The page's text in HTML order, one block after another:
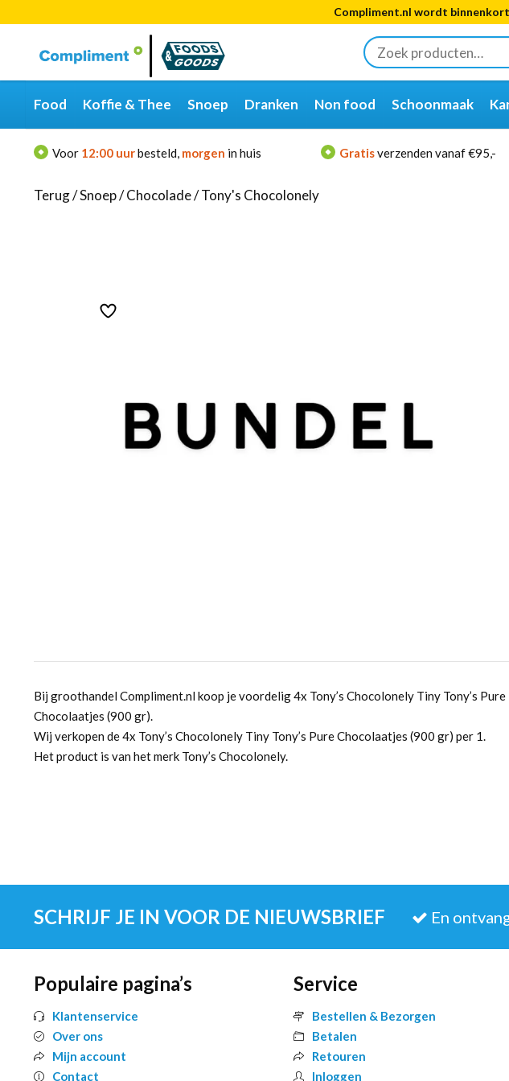
Compliment.nl wordt
Zoeken
naar:
Categorieën
Merken
Food Koffie & Thee Snoep Dranken Non food Schoonmaak
Voor 12:00 uurbesteld, morgen in huis Gratisverzenden vanaf €95,-
Terug/Snoep/Chocolade/Tony's Chocolonely
Bij groothandel Compliment.nl koop je voordelig 4x Tony’s Chocolonely Tiny Tony’s Pure
Chocolaatjes (900 gr).
Wij verkopen de 4x Tony’s Chocolonely Tiny Tony’s Pure Chocolaatjes (900 gr) per 1.
Het product is van het merk Tony’s Chocolonely.
SCHRIJF JE IN VOOR DE NIEUWSBRIEF En
Populaire pagina’s
Klantenservice
Over ons
Mijn account
Contact
Service
Bestellen & Bezorgen
Betalen
Retouren
Inloggen